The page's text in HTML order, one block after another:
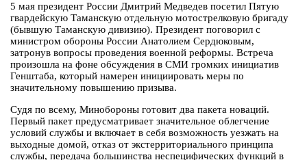
5 мая президент России Дмитрий Медведев посетил Пятую
гвардейскую Таманскую отдельную мотострелковую бригаду
(бывшую Таманскую дивизию). Президент поговорил с
министром обороны России Анатолием Сердюковым,
затронув вопросы проведения военной реформы. Встреча
произошла на фоне обсуждения в СМИ громких инициатив
Генштаба, который намерен инициировать меры по
значительному повышению призыва.
Судя по всему, Минобороны готовит два пакета новаций.
Первый пакет предусматривает значительное облегчение
условий службы и включает в себя возможность уезжать на
выходные домой, отказ от экстерриториального принципа
службы, передача большинства неспецифических функций в